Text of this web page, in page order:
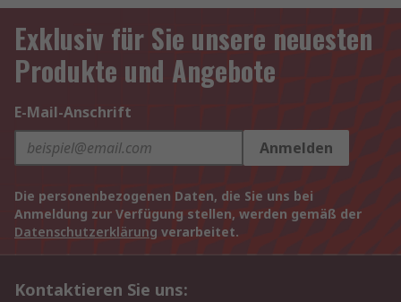
Exklusiv für Sie unsere neuesten
Produkte und Angebote
E-Mail-Anschrift
Anmelden
Die personenbezogenen Daten, die Sie uns bei
Anmeldung zur Verfügung stellen, werden gemäß der
Datenschutzerklärung verarbeitet.
Kontaktieren Sie uns: